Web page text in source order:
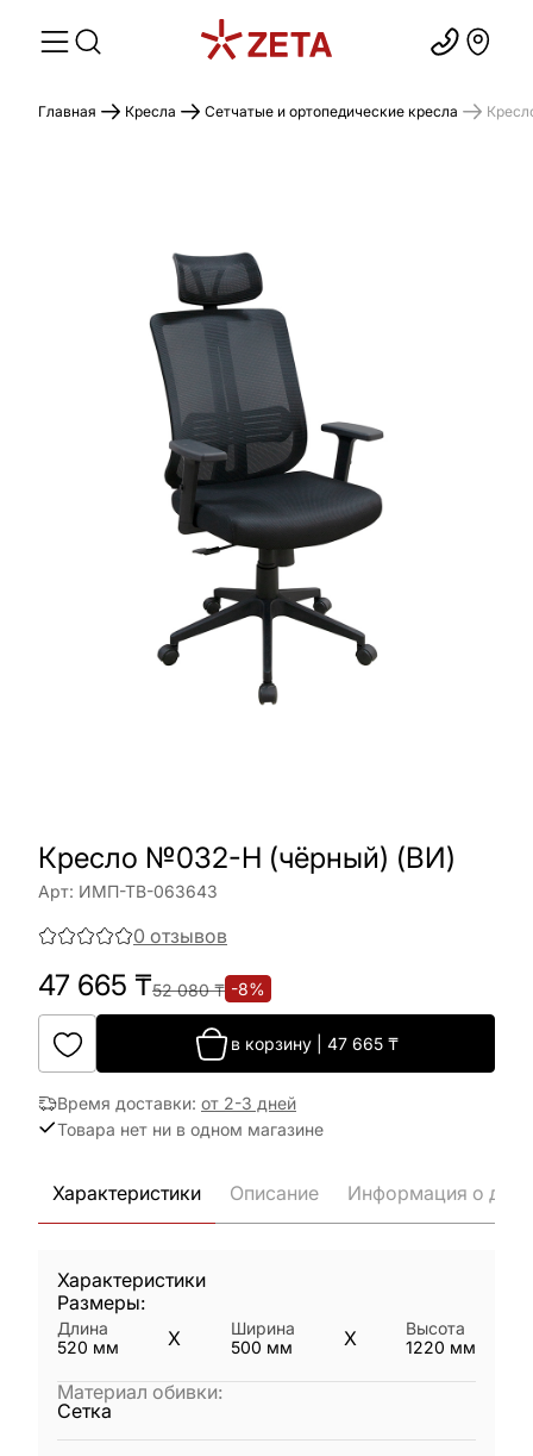
Главная Кресла Сетчатые и ортопедические кресла
Кресло №032-H (чёрный) (ВИ)
Арт: ИМП-ТВ-063643
0 отзывов
47 665 ₸52 080₸ -8%
в корзину 47 665 ₸
Время доставки: от 2-3 дней
Товара нет ни в одном магазине
Характеристики Описание Информация о
Характеристики
Размеры:
Длина
520 мм X
Ширина
500 мм X
Высота
1220 мм
Материал обивки:
Сетка